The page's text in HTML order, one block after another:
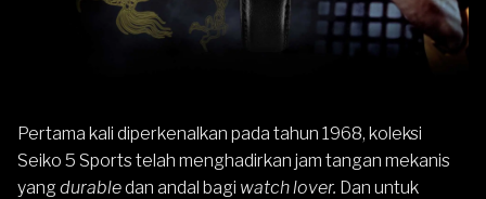
Pertama kali diperkenalkan pada tahun 1968, koleksi
Seiko 5 Sports telah menghadirkan jam tangan mekanis
yang durabledan andal bagi watch lover. Dan untuk